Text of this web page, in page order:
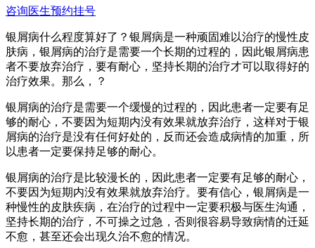
咨询医生预约挂号
银屑病什么程度算好了？银屑病是一种顽固难以治疗的慢性皮
肤病，银屑病的治疗是需要一个长期的过程的，因此银屑病患
者不要放弃治疗，要有耐心，坚持长期的治疗才可以取得好的
治疗效果。那么，？
银屑病的治疗是需要一个缓慢的过程的，因此患者一定要有足
够的耐心，不要因为短期内没有效果就放弃治疗，这样对于银
屑病的治疗是没有任何好处的，反而还会造成病情的加重，所
以患者一定要保持足够的耐心。
银屑病的治疗是比较漫长的，因此患者一定要有足够的耐心，
不要因为短期内没有效果就放弃治疗。要有信心，银屑病是一
种慢性的皮肤疾病，在治疗的过程中一定要积极与医生沟通，
坚持长期的治疗，不可操之过急，否则很容易导致病情的迁延
不愈，甚至还会出现久治不愈的情况。